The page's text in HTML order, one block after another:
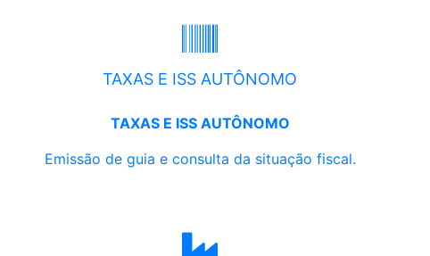
TAXAS E ISS AUTÔNOMO
TAXAS E ISS AUTÔNOMO
Emissão de guia e consulta da situação fiscal.